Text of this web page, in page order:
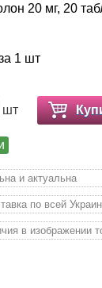
20 мг, 20
1 шт
шт
и актуальна
по всей
в изображении